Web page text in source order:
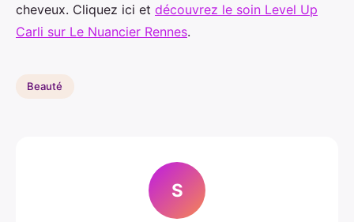
cheveux. Cliquez ici et découvrez le soin Level Up
Carli sur Le Nuancier Rennes.
Beauté
S